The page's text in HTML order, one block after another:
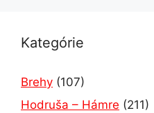
Kategórie
Brehy (107)
Hodruša – Hámre (211)